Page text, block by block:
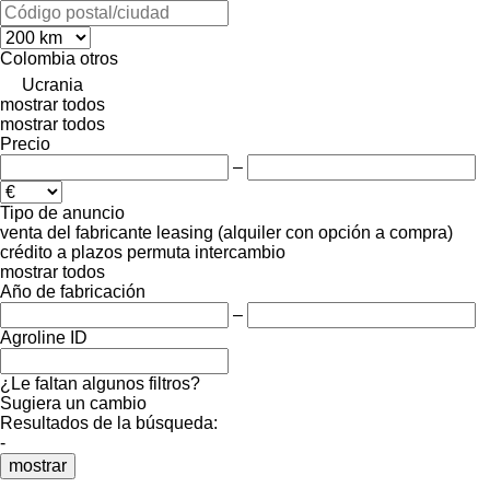
Colombia otros
Ucrania
mostrar todos
mostrar todos
Precio
–
Tipo de anuncio
venta del fabricante leasing (alquiler con opción a compra)
crédito a plazos permuta intercambio
mostrar todos
Año de fabricación
–
Agroline ID
¿Le faltan algunos filtros?
Sugiera un cambio
Resultados de la búsqueda:
-
mostrar